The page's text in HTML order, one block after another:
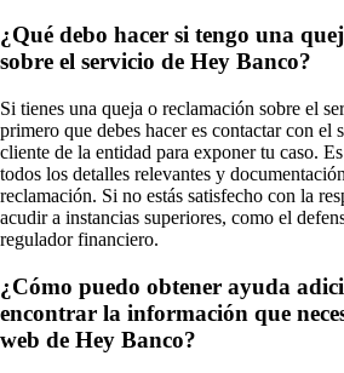
¿Qué debo hacer si tengo una
sobre el servicio de Hey Banco?
Si tienes una queja o reclamación sobre el
primero que debes hacer es contactar con el
cliente de la entidad para exponer tu caso.
todos los detalles relevantes y
reclamación. Si no estás satisfecho con la
acudir a instancias superiores, como el
regulador financiero.
¿Cómo puedo obtener ayuda
encontrar la información que
web de Hey Banco?